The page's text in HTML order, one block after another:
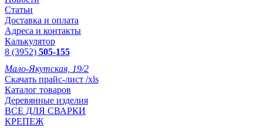
Статьи
Доставка и оплата
Адреса и контакты
Калькулятор
8 (3952) 505-155
Мало-Якутская, 19/2
Скачать прайс-лист /xls
Каталог товаров
Деревянные изделия
ВСЕ ДЛЯ СВАРКИ
КРЕПЕЖ